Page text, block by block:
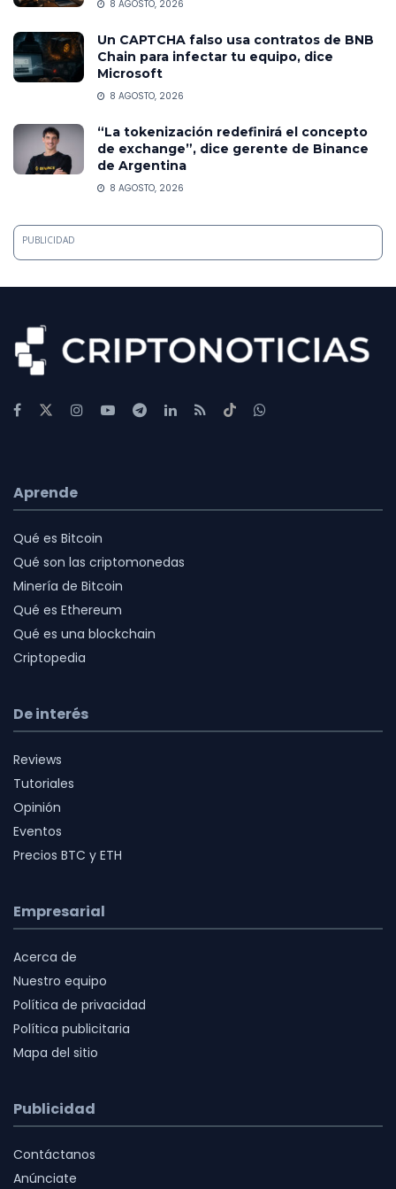
8 AGOSTO, 2026
Un CAPTCHA falso usa contratos de BNB
Chain para infectar tu equipo, dice
Microsoft
8 AGOSTO, 2026
“La tokenización redefinirá el concepto
de exchange”, dice gerente de Binance
de Argentina
8 AGOSTO, 2026
PUBLICIDAD
Aprende
Qué es Bitcoin
Qué son las criptomonedas
Minería de Bitcoin
Qué es Ethereum
Qué es una blockchain
Criptopedia
De interés
Reviews
Tutoriales
Opinión
Eventos
Precios BTC y ETH
Empresarial
Acerca de
Nuestro equipo
Política de privacidad
Política publicitaria
Mapa del sitio
Publicidad
Contáctanos
Anúnciate